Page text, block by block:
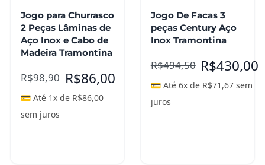
Jogo para Churrasco
2 Peças Lâminas de
Aço Inox e Cabo de
Madeira Tramontina
R$98,90 R$86,00
💳 Até 1x de R$86,00
sem juros
Jogo De Facas 3
peças Century Aço
Inox Tramontina
R$494,50 R$430,00
💳 Até 6x de R$71,67sem
juros